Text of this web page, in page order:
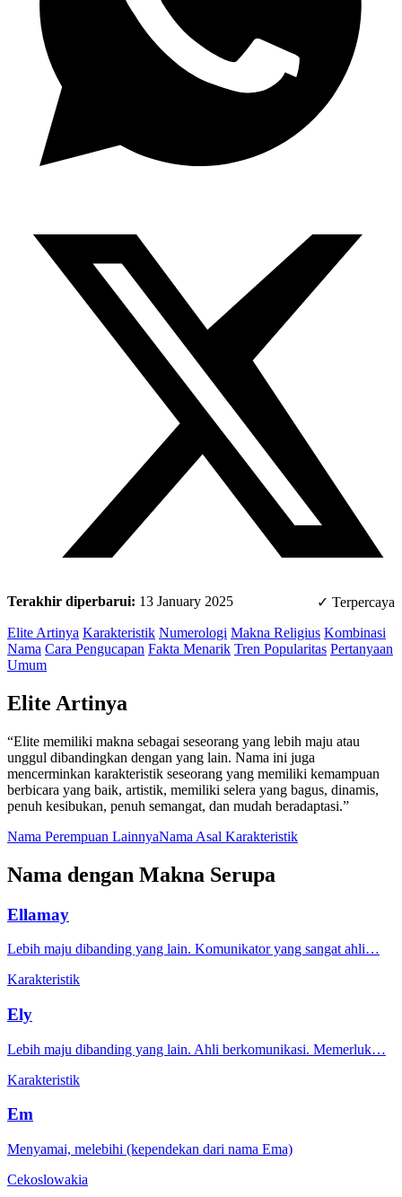
Terakhir diperbarui: 13 January 2025
✓ Terpercaya
Elite Artinya Karakteristik Numerologi Makna Religius Kombinasi
Nama Cara Pengucapan Fakta Menarik Tren Popularitas Pertanyaan
Umum
Elite Artinya
“Elite memiliki makna sebagai seseorang yang lebih maju atau
unggul dibandingkan dengan yang lain. Nama ini juga
mencerminkan karakteristik seseorang yang memiliki kemampuan
berbicara yang baik, artistik, memiliki selera yang bagus, dinamis,
penuh kesibukan, penuh semangat, dan mudah beradaptasi.”
Nama Perempuan LainnyaNama Asal Karakteristik
Nama dengan Makna Serupa
Ellamay
Lebih maju dibanding yang lain. Komunikator yang sangat ahli…
Karakteristik
Ely
Lebih maju dibanding yang lain. Ahli berkomunikasi. Memerluk…
Karakteristik
Em
Menyamai, melebihi (kependekan dari nama Ema)
Cekoslowakia